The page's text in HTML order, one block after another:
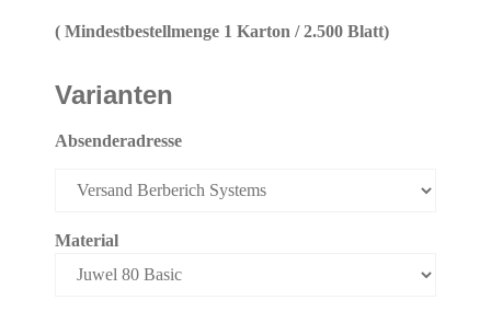
( Mindestbestellmenge 1 Karton / 2.500 Blatt)
Varianten
Absenderadresse
Material